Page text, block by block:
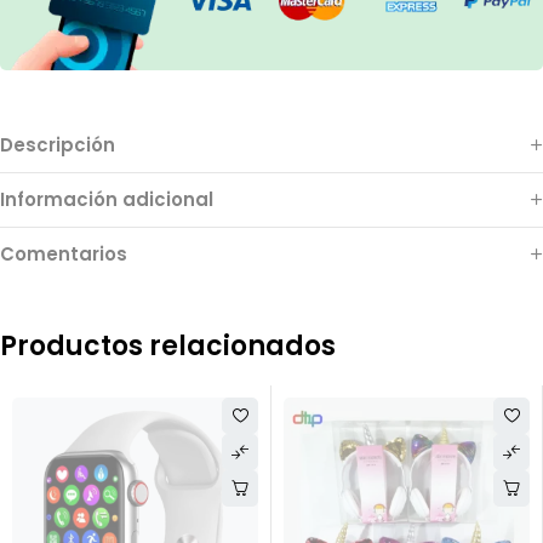
Descripción
Información adicional
Comentarios
Productos relacionados